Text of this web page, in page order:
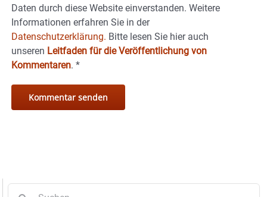
Daten durch diese Website einverstanden. Weitere
Informationen erfahren Sie in der
Datenschutzerklärung. Bitte lesen Sie hier auch
unseren Leitfaden für die Veröffentlichung von
Kommentaren. *